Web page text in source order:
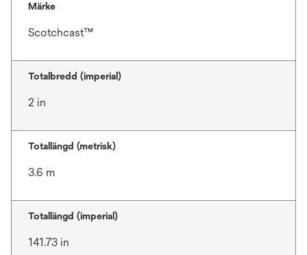
Märke
Scotchcast™
Totalbredd (imperial)
2 in
Totallängd (metrisk)
3.6 m
Totallängd (imperial)
141.73 in